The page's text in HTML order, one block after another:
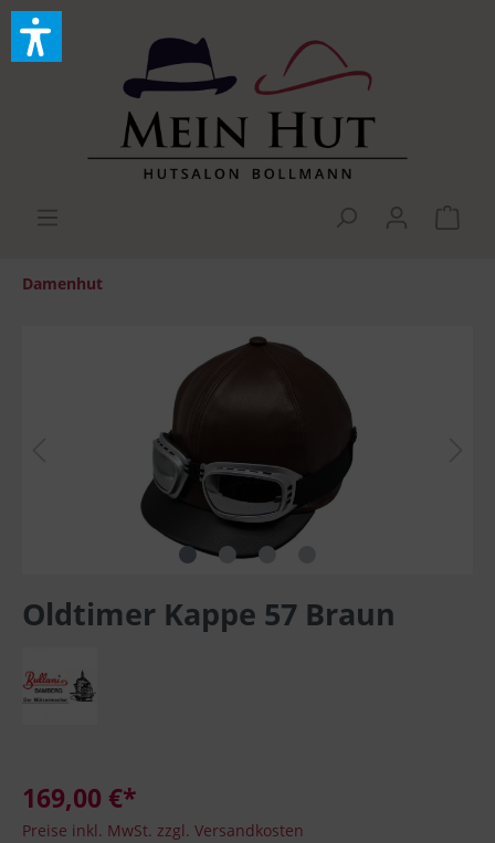
Damenhut
Oldtimer Kappe 57 Braun
169,00 €*
Preise inkl. MwSt. zzgl. Versandkosten